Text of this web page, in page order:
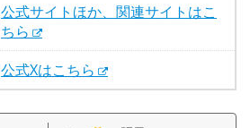
公式サイトほか、関連サイトはこ
ちら
公式Xはこちら